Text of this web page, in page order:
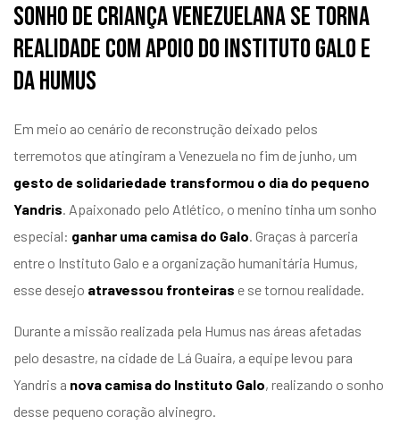
Sonho de criança venezuelana se torna
realidade com apoio do Instituto Galo e
da Humus
Em meio ao cenário de reconstrução deixado pelos
terremotos que atingiram a Venezuela no fim de junho, um
gesto de solidariedade transformou o dia do pequeno
Yandris. Apaixonado pelo Atlético, o menino tinha um sonho
especial: ganhar uma camisa do Galo. Graças à parceria
entre o Instituto Galo e a organização humanitária Humus,
esse desejo atravessou fronteiras e se tornou realidade.
Durante a missão realizada pela Humus nas áreas afetadas
pelo desastre, na cidade de Lá Guaira, a equipe levou para
Yandris a nova camisa do Instituto Galo, realizando o sonho
desse pequeno coração alvinegro.